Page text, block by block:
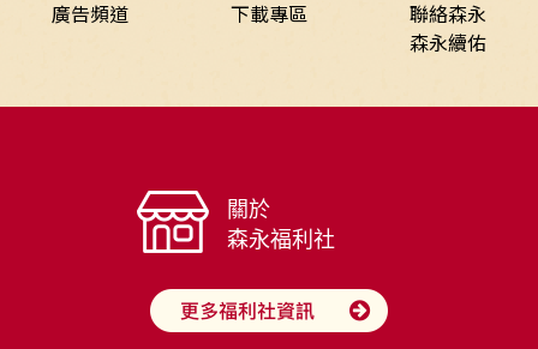
廣告頻道
下載專區
聯絡森永
森永續佑
關於
森永福利社